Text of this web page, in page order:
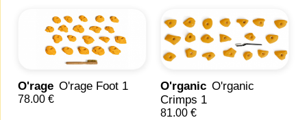
O'rage O'rage Foot 1
78.00 €
O'rganic O'rganic
Crimps 1
81.00 €